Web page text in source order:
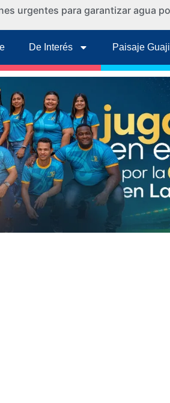
urgentes para garantizar agua
De Interés Paisaje